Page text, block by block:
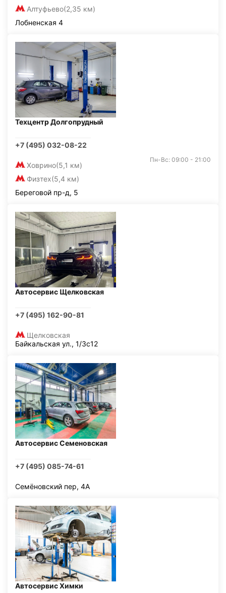
Алтуфьево(2,35 км)
Лобненская 4
Техцентр Долгопрудный
+7 (495) 032-08-22
Ховрино(5,1 км)
Физтех(5,4 км)
Пн-Вс: 09:00 - 21:00
Береговой пр-д, 5
Автосервис Щелковская
+7 (495) 162-90-81
Щелковская
Байкальская ул., 1/3с12
Автосервис Семеновская
+7 (495) 085-74-61
Семёновский пер, 4А
Автосервис Химки